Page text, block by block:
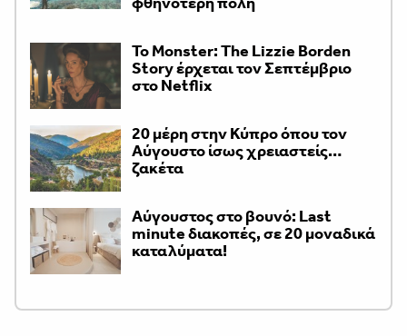
Το Monster: The Lizzie Borden
Story έρχεται τον Σεπτέμβριο
στο Netflix
20 μέρη στην Κύπρο όπου τον
Αύγουστο ίσως χρειαστείς…
ζακέτα
Aύγουστος στο βουνό: Last
minute διακοπές, σε 20 μοναδικά
καταλύματα!